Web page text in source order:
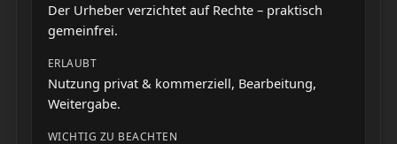
Der Urheber verzichtet auf Rechte – praktisch
gemeinfrei.
Nutzung privat & kommerziell, Bearbeitung,
Weitergabe.